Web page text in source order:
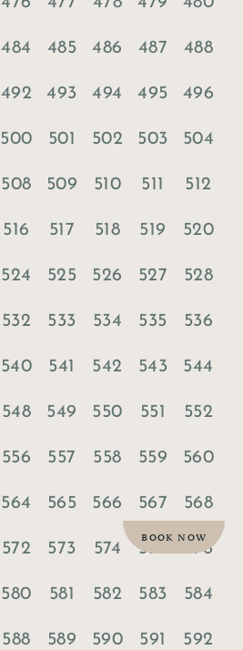
BOOK NOW
484 485 486 487 488
492 493 494 495 496
500 501 502 503 504
508 509 510 511 512
516 517 518 519 520
524 525 526 527 528
532 533 534 535 536
540 541 542 543 544
548 549 550 551 552
556 557 558 559 560
564 565 566 567 568
572 573 574 575 576
580 581 582 583 584
588 589 590 591 592